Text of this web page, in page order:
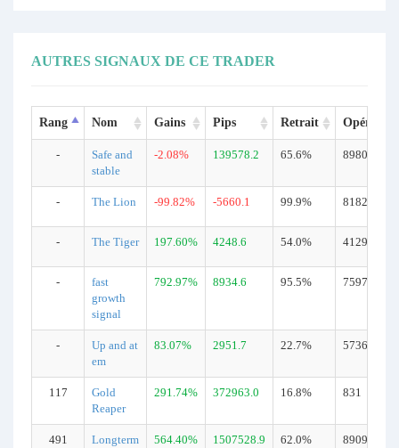
AUTRES SIGNAUX DE CE TRADER
Rang Nom Gains Pips Retrait
-
Safe and
stable
-2.08% 139578.2 65.6% 8980
- The Lion -99.82% -5660.1 99.9% 8182
- The Tiger 197.60% 4248.6 54.0% 4129
-
fast
growth
signal
792.97% 8934.6 95.5% 7597
-
Up and at
em
83.07% 2951.7 22.7% 5736
117
Gold
Reaper
291.74% 372963.0 16.8% 831
491
Longterm
564.40% 1507528.9 62.0% 8909